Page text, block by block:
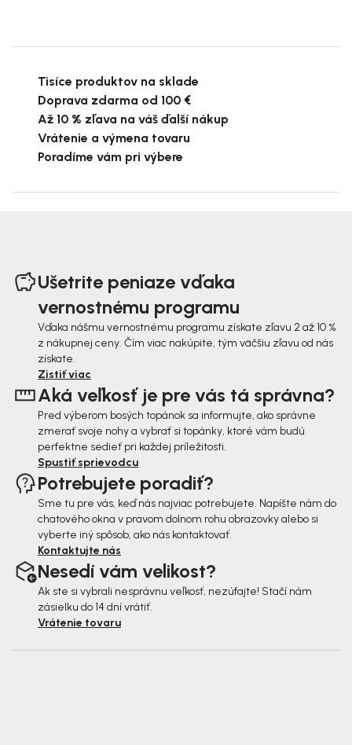
Tisíce produktov na sklade
Doprava zdarma od 100 €
Až 10 % zľava na váš ďalší nákup
Vrátenie a výmena tovaru
Poradíme vám pri výbere
Ušetrite peniaze vďaka
vernostnému programu
Vďaka nášmu vernostnému programu získate zľavu 2 až 10 %
z nákupnej ceny. Čím viac nakúpite, tým väčšiu zľavu od nás
získate.
Zistiť viac
Aká veľkosť je pre vás tá správna?
Pred výberom bosých topánok sa informujte, ako správne
zmerať svoje nohy a vybrať si topánky, ktoré vám budú
perfektne sedieť pri každej príležitosti.
Spustiť sprievodcu
Potrebujete poradiť?
Sme tu pre vás, keď nás najviac potrebujete. Napíšte nám do
chatového okna v pravom dolnom rohu obrazovky alebo si
vyberte iný spôsob, ako nás kontaktovať.
Kontaktujte nás
Nesedí vám velikost?
Ak ste si vybrali nesprávnu veľkosť, nezúfajte! Stačí nám
zásielku do 14 dní vrátiť.
Vrátenie tovaru